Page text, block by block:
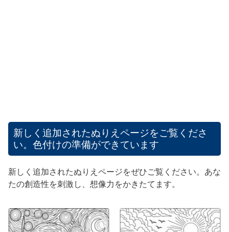
新しく追加されたぬりえページをご覧くださ
い。色付けの準備ができています
新しく追加されたぬりえページをぜひご覧ください。あな
たの創造性を刺激し、想像力をかきたてます。